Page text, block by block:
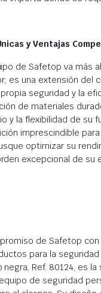
y Ventajas
de Safetop va más
es una extensión del
seguridad y la
de materiales
y la flexibilidad de su
imprescindible
optimizar su
excepcional de su
de Safetop con
para la
negra, Ref. 80124, es
de seguridad